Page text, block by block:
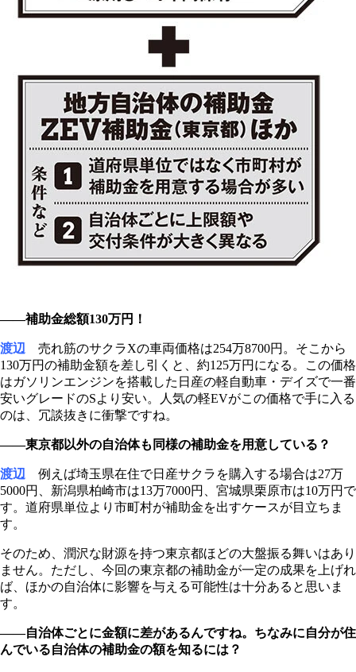
――補助金総額130万円！
渡辺 売れ筋のサクラXの車両価格は254万8700円。そこから
130万円の補助金額を差し引くと、約125万円になる。この価格
はガソリンエンジンを搭載した日産の軽自動車・デイズで一番
安いグレードのSより安い。人気の軽EVがこの価格で手に入る
のは、冗談抜きに衝撃ですね。
――東京都以外の自治体も同様の補助金を用意している？
渡辺 例えば埼玉県在住で日産サクラを購入する場合は27万
5000円、新潟県柏崎市は13万7000円、宮城県栗原市は10万円で
す。道府県単位より市町村が補助金を出すケースが目立ちま
す。
そのため、潤沢な財源を持つ東京都ほどの大盤振る舞いはあり
ません。ただし、今回の東京都の補助金が一定の成果を上げれ
ば、ほかの自治体に影響を与える可能性は十分あると思いま
す。
――自治体ごとに金額に差があるんですね。ちなみに自分が住
んでいる自治体の補助金の額を知るには？